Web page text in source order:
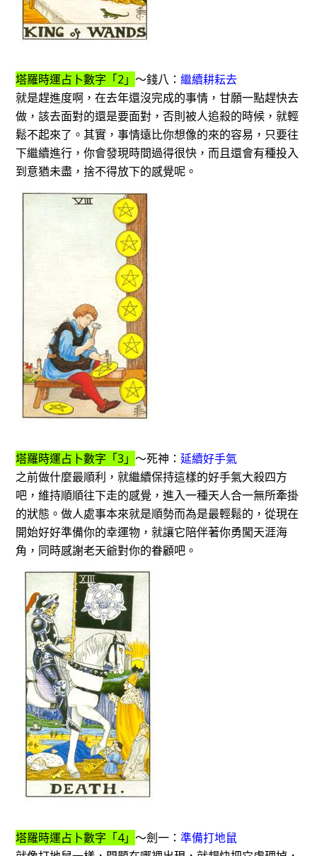
塔羅時運占卜數字「2」 ～錢八： 繼續耕耘去
就是趕進度啊，在去年還沒完成的事情，甘願一點趕快去
做，該去面對的還是要面對，否則被人追殺的時候，就輕
鬆不起來了。其實，事情遠比你想像的來的容易，只要往
下繼續進行，你會發現時間過得很快，而且還會有種投入
到意猶未盡，捨不得放下的感覺呢。
塔羅時運占卜數字「3」 ～死神： 延續好手氣
之前做什麼最順利，就繼續保持這樣的好手氣大殺四方
吧，維持順順往下走的感覺，進入一種天人合一無所牽掛
的狀態。做人處事本來就是順勢而為是最輕鬆的，從現在
開始好好準備你的幸運物，就讓它陪伴著你勇闖天涯海
角，同時感謝老天爺對你的眷顧吧。
塔羅時運占卜數字「4」 ～劍一： 準備打地鼠